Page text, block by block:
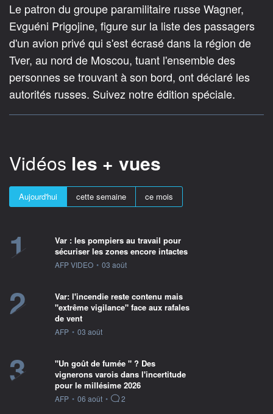
Le patron du groupe paramilitaire russe Wagner,
Evguéni Prigojine, figure sur la liste des passagers
d'un avion privé qui s'est écrasé dans la région de
Tver, au nord de Moscou, tuant l'ensemble des
personnes se trouvant à son bord, ont déclaré les
autorités russes. Suivez notre édition spéciale.
Vidéos les + vues
Aujourd'hui cette semaine ce mois
1
Var : les pompiers au travail pour
sécuriser les zones encore intactes
information fournie par
AFP VIDEO • 03 août
2
Var: l'incendie reste contenu mais
"extrême vigilance" face aux rafales
de vent
information fournie par
AFP • 03 août
3
"Un goût de fumée " ? Des
vignerons varois dans l'incertitude
pour le millésime 2026
information fournie par
AFP • 06 août • 2